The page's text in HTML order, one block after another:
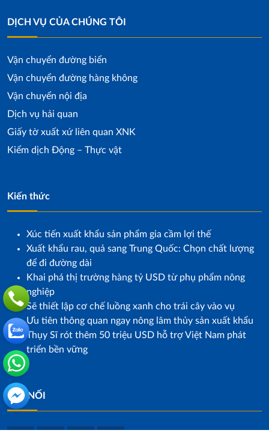
DỊCH VỤ CỦA CHÚNG TÔI
Vận chuyển đường biển
Vận chuyển đường hàng không
Vận chuyển nội địa
Dịch vụ hải quan
Giấy tờ xuất xứ liên quan XNK
Kiểm dịch Động – Thực vật
Kiến thức
Xúc tiến xuất khẩu sản phẩm gia cầm lợi thế
Xuất khẩu rau, quả sang Trung Quốc: Chọn chất lượng
để đi đường dài
Khai phá thị trường hàng tỷ USD từ phụ phẩm nông
nghiệp
Sẽ thiết lập cơ chế luồng xanh cho trái cây vào vụ
Ưu tiên thông quan ngay nông lâm thủy sản xuất khẩu
Thụy Sĩ rót thêm 50 triệu USD hỗ trợ Việt Nam phát
triển bền vững
KẾT NỐI